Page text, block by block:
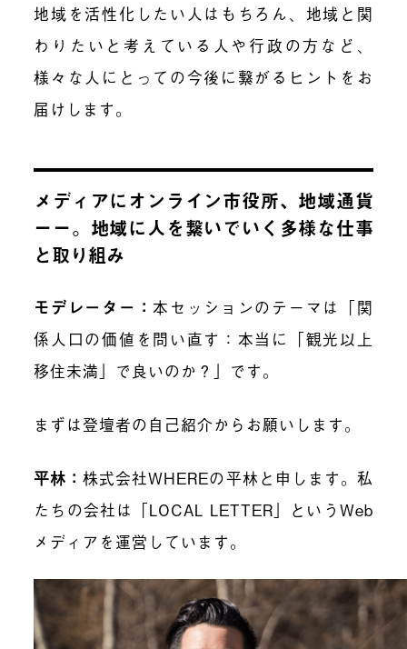
地域を活性化したい人はもちろん、地域と関
わりたいと考えている人や行政の方など、
様々な人にとっての今後に繋がるヒントをお
届けします。
メディアにオンライン市役所、地域通貨
ーー。地域に人を繋いでいく多様な仕事
と取り組み
モデレーター： 本セッションのテーマは「関
係人口の価値を問い直す：本当に「観光以上
移住未満」で良いのか？」です。
まずは登壇者の自己紹介からお願いします。
平林：株式会社WHEREの平林と申します。私
たちの会社は「LOCAL LETTER」というWeb
メディアを運営しています。